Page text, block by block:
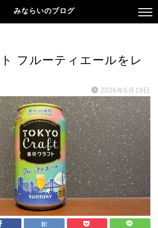
みならいのブログ
フルーティエールをレ
2026年6月19日